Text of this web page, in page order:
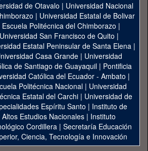
de Otavalo | Universidad Nacional
| Universidad Estatal de Bolivar
Escuela Politécnica del Chimborazo |
Universidad San Francisco de Quito |
Estatal Peninsular de Santa Elena|
Casa Grande | Universidad
de Santiago de Guayaquil| Pontificia
Católica del Ecuador - Ambato |
Politécnica Nacional| Universidad
Estatal del Carchi| Universidad de
Espíritu Santo | Instituto de
Altos Estudios Nacionales | Instituto
Cordillera | Secretaría Educación
Ciencia, Tecnología e Innovación